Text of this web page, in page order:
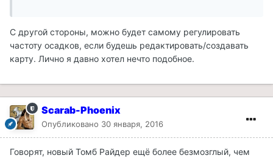
С другой стороны, можно будет самому регулировать
частоту осадков, если будешь редактировать/создавать
карту. Лично я давно хотел нечто подобное.
Scarab-Phoenix
Опубликовано 30 января, 2016
Говорят, новый Томб Райдер ещё более безмозглый, чем